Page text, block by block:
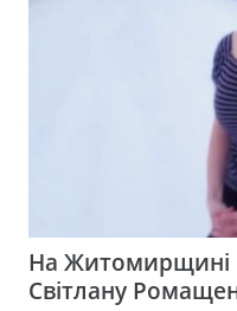
На Житомирщині
Світлану